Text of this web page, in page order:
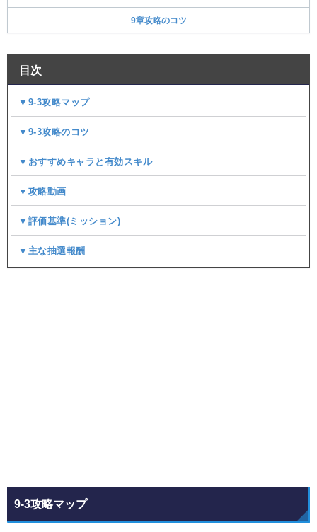
9章攻略のコツ
目次
▼9-3攻略マップ
▼9-3攻略のコツ
▼おすすめキャラと有効スキル
▼攻略動画
▼評価基準(ミッション)
▼主な抽選報酬
9-3攻略マップ